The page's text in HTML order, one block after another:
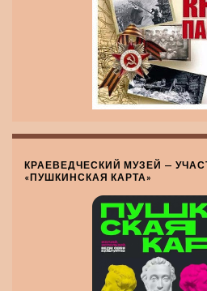
КРАЕВЕДЧЕСКИЙ МУЗЕЙ —
«ПУШКИНСКАЯ КАРТА»